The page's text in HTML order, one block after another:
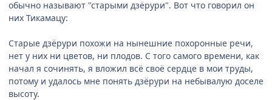
обычно называют "старыми дзёрури". Вот что говорил он
них Тикамацу:
Старые дзёрури похожи на нынешние похоронные речи,
нет у них ни цветов, ни плодов. С того самого времени, как
начал я сочинять, я вложил всё своё сердце в мои труды,
потому и удалось мне понять дзёрури на небывалую доселе
высоту.